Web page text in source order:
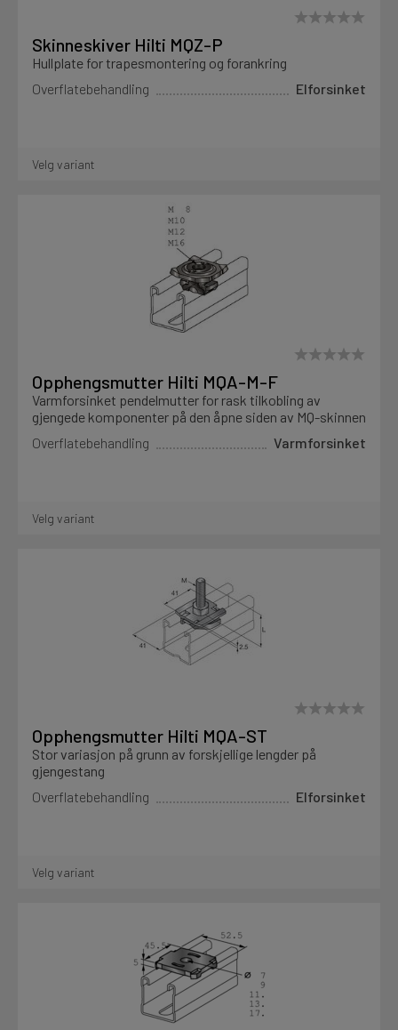
Skinneskiver Hilti MQZ-P
Hullplate for trapesmontering og forankring
Overflatebehandling
Elforsinket
Velg variant
Opphengsmutter Hilti MQA-M-F
Varmforsinket pendelmutter for rask tilkobling av
gjengede komponenter på den åpne siden av MQ-skinnen
Overflatebehandling
Varmforsinket
Velg variant
Opphengsmutter Hilti MQA-ST
Stor variasjon på grunn av forskjellige lengder på
gjengestang
Overflatebehandling
Elforsinket
Velg variant